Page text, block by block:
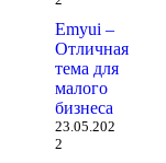
Нет
заголовка
29.10.2025
Emyui –
Отличная
тема для
малого
бизнеса
23.05.202
2